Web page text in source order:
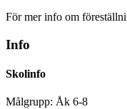
För mer info om
Info
Skolinfo
Målgrupp: Åk 6-8